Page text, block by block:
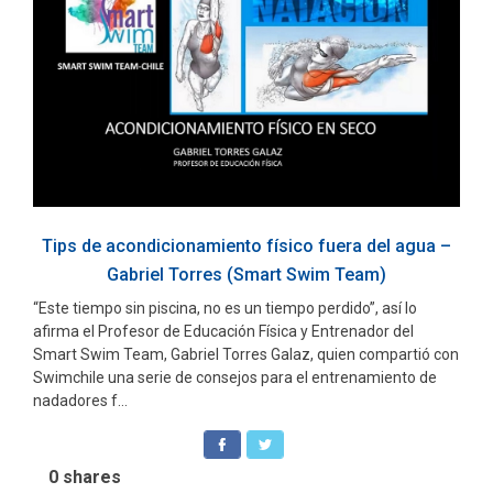
Tips de acondicionamiento físico fuera del agua –
Gabriel Torres (Smart Swim Team)
“Este tiempo sin piscina, no es un tiempo perdido”, así lo
afirma el Profesor de Educación Física y Entrenador del
Smart Swim Team, Gabriel Torres Galaz, quien compartió con
Swimchile una serie de consejos para el entrenamiento de
nadadores f...
0 shares